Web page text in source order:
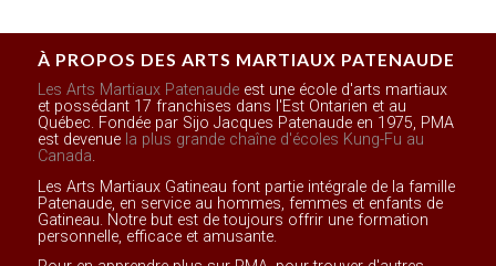
À PROPOS DES ARTS MARTIAUX PATENAUDE
Les Arts Martiaux Patenaudeest une école d'arts martiaux
et possédant 17 franchises dans l'Est Ontarien et au
Québec. Fondée par Sijo Jacques Patenaude en 1975, PMA
est devenue la plus grande chaîne d'écoles Kung-Fu au
Canada.
Les Arts Martiaux Gatineau font partie intégrale de la famille
Patenaude, en service au hommes, femmes et enfants de
Gatineau. Notre but est de toujours offrir une formation
personnelle, efficace et amusante.